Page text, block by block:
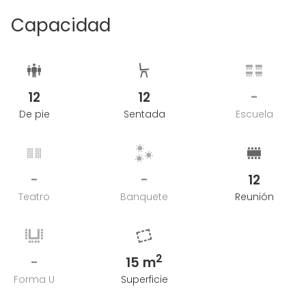
Capacidad
12
De pie
12
Sentada
-
Escuela
-
Teatro
-
Banquete
12
Reunión
-
Forma U
15 m2
Superficie